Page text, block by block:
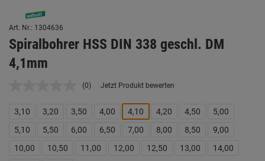
Art. Nr.: 1304636
Spiralbohrer HSS DIN 338 geschl. DM
4,1mm
Kein
Link
auf
derselben
Seite.
(0) Jetzt Produkt bewerten
3,10 3,20 3,50 4,00 4,10 4,20 4,50
5,00
5,10
5,50 6,00 6,50 7,00 8,00 8,50
9,00
10,00
10,50 11,00 12,00 12,50 13,00
14,00